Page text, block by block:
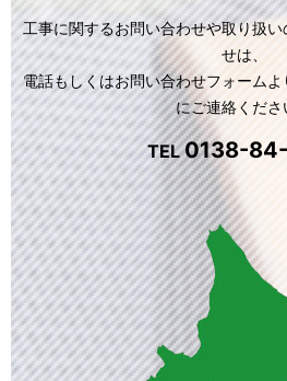
工事に関するお問い合わせや取り扱
せは、
電話もしくはお問い合わせフォーム
にご連絡くださ
TEL0138-